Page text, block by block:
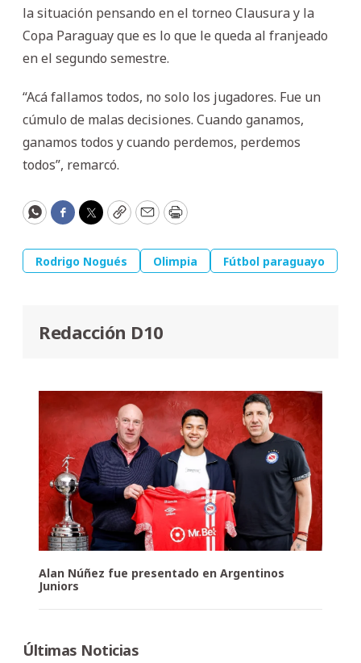
la situación pensando en el torneo Clausura y la
Copa Paraguay que es lo que le queda al franjeado
en el segundo semestre.
“Acá fallamos todos, no solo los jugadores. Fue un
cúmulo de malas decisiones. Cuando ganamos,
ganamos todos y cuando perdemos, perdemos
todos”, remarcó.
WhatsApp
Facebook
Twitter
CopyEmailPrint
Rodrigo Nogués Olimpia Fútbol paraguayo
Redacción D10
Alan Núñez fue presentado en Argentinos
Juniors
Últimas Noticias